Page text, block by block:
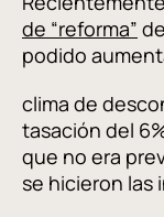
de “reforma”
podido
clima de
tasación del
que no era
se hicieron las